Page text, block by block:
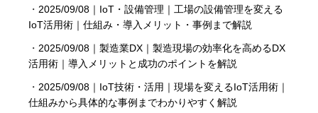
・ 2025/09/08｜IoT・設備管理｜工場の設備管理を変える
IoT活用術｜仕組み・導入メリット・事例まで解説
・ 2025/09/08｜製造業DX｜製造現場の効率化を高めるDX
活用術｜導入メリットと成功のポイントを解説
・ 2025/09/08｜IoT技術・活用｜現場を変えるIoT活用術｜
仕組みから具体的な事例までわかりやすく解説